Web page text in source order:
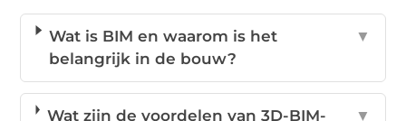
Wat is BIM en waarom is het
belangrijk in de bouw?
▼
Wat zijn de voordelen van 3D-BIM- ▼